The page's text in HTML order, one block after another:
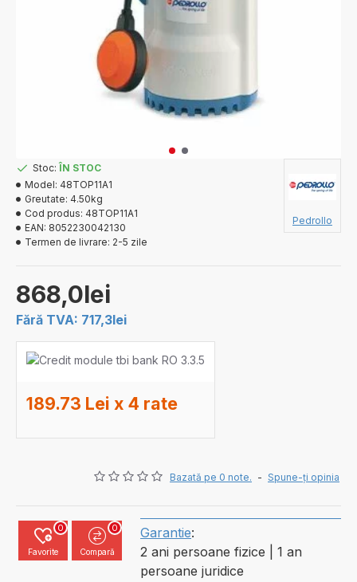
Bazată pe 0 note. - Spune-ţi opinia
868,0lei
Fără TVA: 717,3lei
Stoc: ÎN STOC
Model: 48TOP11A1
Greutate: 4.50kg
Cod produs: 48TOP11A1
EAN: 8052230042130
Termen de livrare: 2-5 zile
Pedrollo
189.73 Lei x 4 rate
Favorite
0
Compară
0 Garantie:
2 ani persoane fizice | 1 an
persoane juridice